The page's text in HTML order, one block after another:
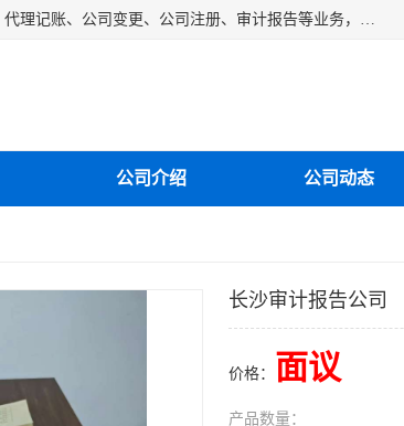
湘潭纳川会计服务有限公司主营从事：湘潭公司账务清理、湘潭公司注销、代理记账、公司变更、公司注册、审计报告等业务，公司设立有专门的代理注册部门，现有工商代办专员，部门经理从事工商代办多年，对各地区公司注册、公司变更、进出口业务等流程以及各行业公司注册、变更所需注意的细节都非常熟悉。
公司介绍 公司动态
长沙审计报告公司
价格： 面议
产品数量：